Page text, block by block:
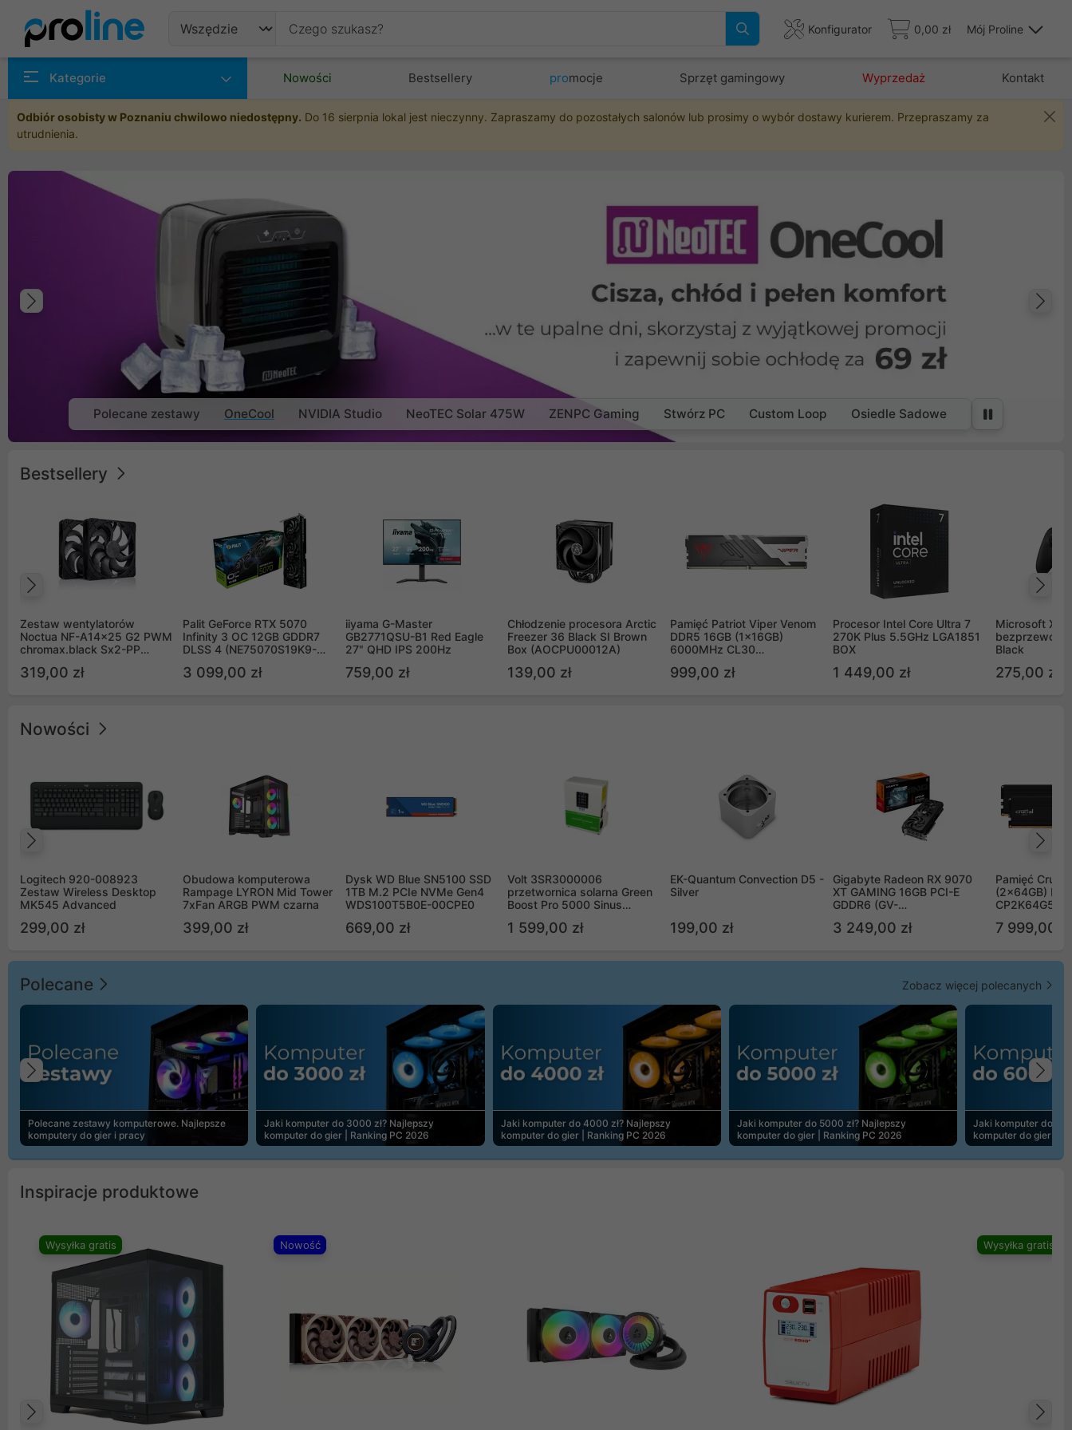
Konfigurator 0,00 zł Mój Proline
Kategorie Nowości Bestsellery promocje Sprzęt gamingowy Wyprzedaż Kontakt
Odbiór osobisty w Poznaniu chwilowo niedostępny. Do 16 sierpnia lokal jest nieczynny. Zapraszamy do pozostałych salonów lub prosimy o wybór dostawy kurierem. Przepraszamy za
utrudnienia.
Poprzedni
Polecane zestawy OneCool NVIDIA Studio NeoTEC Solar 475W ZENPC Gaming Stwórz PC Custom Loop Osiedle Sadowe
Bestsellery
Zestaw wentylatorów
Noctua NF-A14x25 G2 PWM
chromax.black Sx2-PP
(2szt)
319,00 zł
Palit GeForce RTX 5070
Infinity 3 OC 12GB GDDR7
DLSS 4 (NE75070S19K9-
3 099,00 zł
iiyama G-Master
GB2771QSU-B1 Red Eagle
27" QHD IPS 200Hz
759,00 zł
Chłodzenie procesora Arctic
Freezer 36 Black SI Brown
Box (AOCPU00012A)
139,00 zł
Pamięć Patriot Viper Venom
DDR5 16GB (1x16GB)
6000MHz CL30
999,00 zł
Procesor Intel Core Ultra 7
270K Plus 5.5GHz LGA1851
BOX
1 449,00 zł
Microsoft
Black
275,00 zł
Nowości
Logitech 920-008923
Zestaw Wireless Desktop
MK545 Advanced
299,00 zł
Obudowa komputerowa
Rampage LYRON Mid Tower
7xFan ARGB PWM czarna
399,00 zł
Dysk WD Blue SN5100 SSD
1TB M.2 PCIe NVMe Gen4
WDS100T5B0E-00CPE0
669,00 zł
Volt 3SR3000006
przetwornica solarna Green
Boost Pro 5000 Sinus
1 599,00 zł
EK-Quantum Convection D5 -
Silver
199,00 zł
Gigabyte Radeon RX 9070
XT GAMING 16GB PCI-E
GDDR6 (GV-
3 249,00 zł
Pamięć
(2x64GB)
7 999,00 zł
Polecane Zobacz więcej polecanych
Polecane zestawy komputerowe. Najlepsze
komputery do gier i pracy
Jaki komputer do 3000 zł? Najlepszy
komputer do gier | Ranking PC 2026
Jaki komputer do 4000 zł? Najlepszy
komputer do gier | Ranking PC 2026
Jaki komputer do 5000 zł? Najlepszy
komputer do gier | Ranking PC 2026
Jaki komputer do
komputer do gier |
Poprzedni
Inspiracje produktowe
Wysyłka gratis Nowość Wysyłka gratis